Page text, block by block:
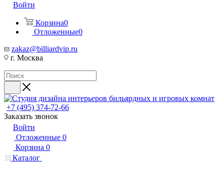
Войти
Корзина0
Отложенные0
zakaz@billiardvip.ru
г. Москва
+7 (495) 374-72-66
Заказать звонок
Войти
Отложенные 0
Корзина 0
Каталог